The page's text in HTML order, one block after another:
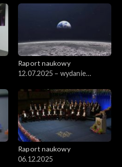
Raport naukowy
12.07.2025 – wydanie
Raport naukowy
06.12.2025